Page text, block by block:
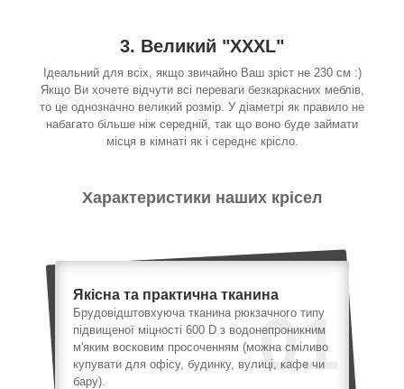
3. Великий "XXXL"
Ідеальний для всіх, якщо звичайно Ваш зріст не 230 см :)
Якщо Ви хочете відчути всі переваги безкаркасних меблів,
то це однозначно великий розмір. У діаметрі як правило не
набагато більше ніж середній, так що воно буде займати
місця в кімнаті як і середнє крісло.
Характеристики наших крісел
01
Якісна та практична тканина
Брудовідштовхуюча тканина рюкзачного типу
підвищеної міцності 600 D з водонепроникним
м'яким восковим просоченням (можна сміливо
купувати для офісу, будинку, вулиці, кафе чи
бару).